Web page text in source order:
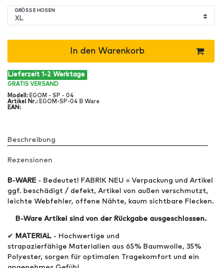
GRÖSSE HOSEN
In den Warenkorb
Lieferzeit 1-2 Werktage
GRATIS VERSAND
Modell : EGOM - SP - 04
Artikel Nr.: EGOM-SP-04 B Ware
EAN :
Beschreibung
Rezensionen
B-WARE - Bedeutet! FABRIK NEU = Verpackung und Artikel
ggf. beschädigt / defekt, Artikel von außen verschmutzt,
leichte Webfehler, offene Nähte, kaum sichtbare Flecken.
B-Ware Artikel sind von der Rückgabe ausgeschlossen.
✔ MATERIAL - Hochwertige und
strapazierfähige Materialien aus 65% Baumwolle, 35%
Polyester, sorgen für optimalen Tragekomfort und ein